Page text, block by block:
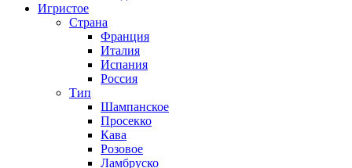
Игристое
Страна
Франция
Италия
Испания
Россия
Тип
Шампанское
Просекко
Кава
Розовое
Ламбруско